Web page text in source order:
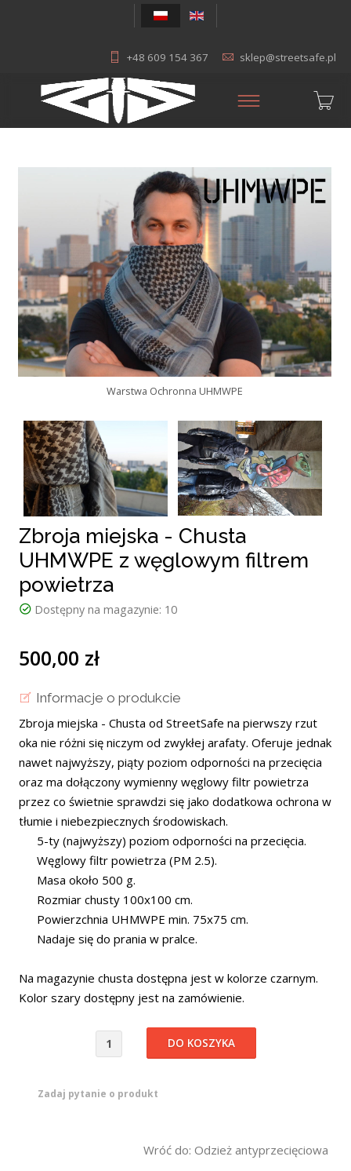
+48 609 154 367 sklep@streetsafe.pl
Warstwa Ochronna UHMWPE
Zbroja miejska - Chusta
UHMWPE z węglowym filtrem
powietrza
Dostępny na magazynie: 10
500,00 zł
Informacje o produkcie
Zbroja miejska - Chusta od StreetSafe na pierwszy rzut
oka nie różni się niczym od zwykłej arafaty. Oferuje jednak
nawet najwyższy, piąty poziom odporności na przecięcia
oraz ma dołączony wymienny węglowy filtr powietrza
przez co świetnie sprawdzi się jako dodatkowa ochrona w
tłumie i niebezpiecznych środowiskach.
5-ty (najwyższy) poziom odporności na przecięcia.
Węglowy filtr powietrza (PM 2.5).
Masa około 500 g.
Rozmiar chusty 100x100 cm.
Powierzchnia UHMWPE min. 75x75 cm.
Nadaje się do prania w pralce.
Na magazynie chusta dostępna jest w kolorze czarnym.
Kolor szary dostępny jest na zamówienie.
Zadaj pytanie o produkt
Wróć do: Odzież antyprzecięciowa